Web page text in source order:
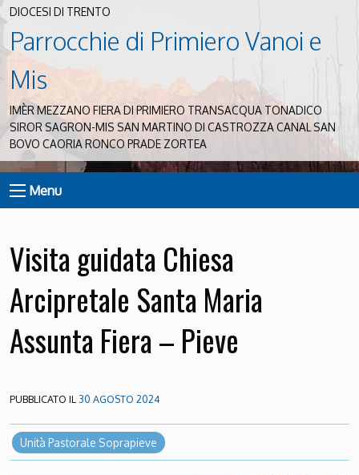
DIOCESI DI TRENTO
Parrocchie di Primiero Vanoi e
Mis
IMÈR MEZZANO FIERA DI PRIMIERO TRANSACQUA TONADICO
SIROR SAGRON-MIS SAN MARTINO DI CASTROZZA CANAL SAN
BOVO CAORIA RONCO PRADE ZORTEA
Menu
Visita guidata Chiesa
Arcipretale Santa Maria
Assunta Fiera – Pieve
PUBBLICATO IL 30 AGOSTO 2024
Unità Pastorale Soprapieve